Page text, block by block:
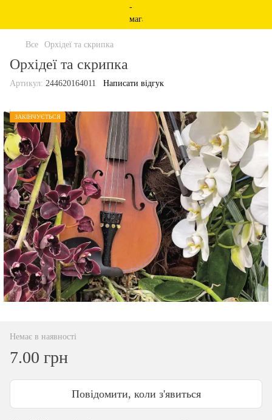
Все Орхідеї та скрипка
Орхідеї та скрипка
Артикул: 244620164011 Написати відгук
ЗАКІНЧУЄТЬСЯ
Немає в наявності
7.00 грн
Повідомити, коли з'явиться